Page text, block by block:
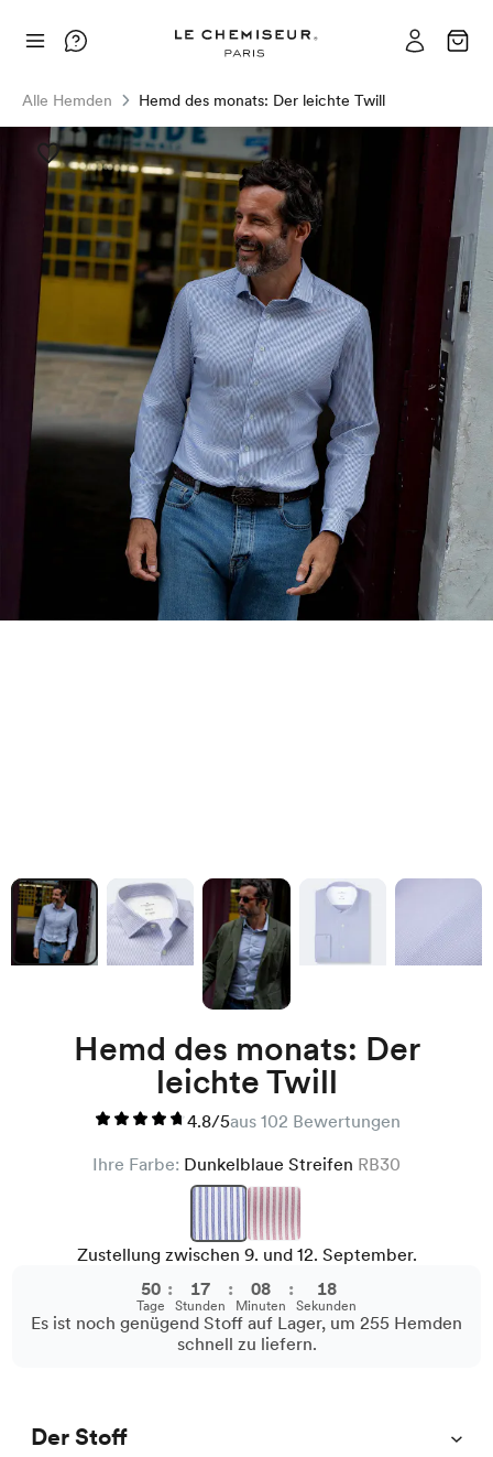
Alle Hemden Hemd des monats: Der leichte Twill
Hemd des monats: Der
leichte Twill
4.8/5aus 102 Bewertungen
Ihre Farbe: Dunkelblaue Streifen RB30
Zustellung zwischen 9. und 12. September.
50
Tage
: 17
Stunden
: 08
Minuten
: 18
Sekunden
Es ist noch genügend Stoff auf Lager, um 255 Hemden
schnell zu liefern.
Der Stoff